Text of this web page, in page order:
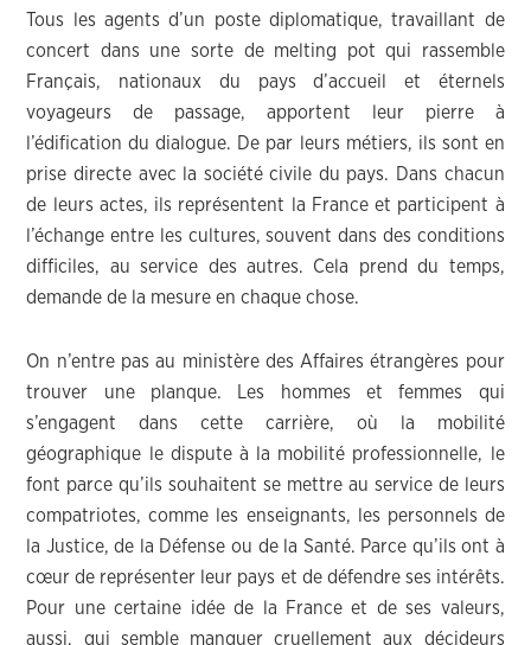
Tous les agents d’un poste diplomatique, travaillant de
concert dans une sorte de melting pot qui rassemble
Français, nationaux du pays d’accueil et éternels
voyageurs de passage, apportent leur pierre à
l’édification du dialogue. De par leurs métiers, ils sont en
prise directe avec la société civile du pays. Dans chacun
de leurs actes, ils représentent la France et participent à
l’échange entre les cultures, souvent dans des conditions
difficiles, au service des autres. Cela prend du temps,
demande de la mesure en chaque chose.
On n’entre pas au ministère des Affaires étrangères pour
trouver une planque. Les hommes et femmes qui
s’engagent dans cette carrière, où la mobilité
géographique le dispute à la mobilité professionnelle, le
font parce qu’ils souhaitent se mettre au service de leurs
compatriotes, comme les enseignants, les personnels de
la Justice, de la Défense ou de la Santé. Parce qu’ils ont à
cœur de représenter leur pays et de défendre ses intérêts.
Pour une certaine idée de la France et de ses valeurs,
aussi, qui semble manquer cruellement aux décideurs